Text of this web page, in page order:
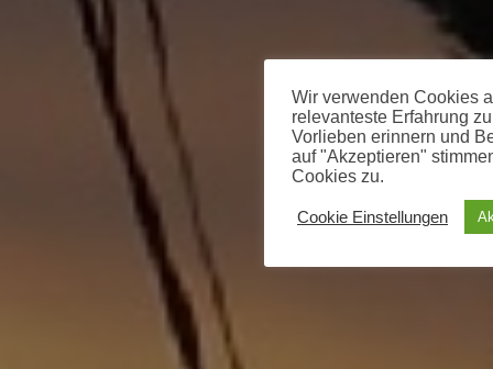
Wir verwenden Cookies
relevanteste Erfahrung
Vorlieben erinnern und
auf "Akzeptieren"
Cookies zu.
Cookie Einstellungen